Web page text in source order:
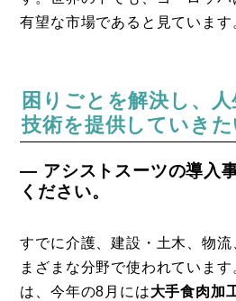
有望な市場であると見ています
困りごとを解決し、
技術を提供していきた
― アシストスーツの導入
ください。
すでに介護、建設・土木、物
まざまな分野で使われていま
は、今年の8月には大手食肉加